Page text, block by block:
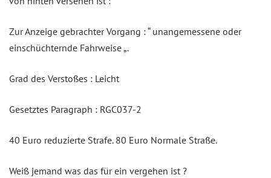
Zur Anzeige gebrachter Vorgang : “ unangemessene oder
einschüchternde Fahrweise „.
Grad des Verstoßes : Leicht
Gesetztes Paragraph : RGC037-2
40 Euro reduzierte Strafe. 80 Euro Normale Straße.
Weiß jemand was das für ein vergehen ist ?